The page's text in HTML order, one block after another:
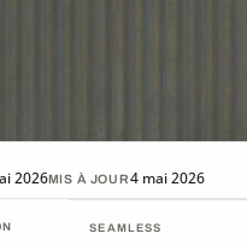
2026MIS À JOUR4 mai 2026
SEAMLESS